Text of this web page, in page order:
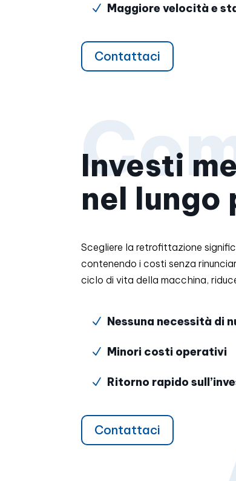
N Maggiore velocità e
Contattaci
Investi
nel lungo
Scegliere la retrofittazione
contenendo i costi senza
ciclo di vita della macchina,
N Nessuna necessità di
N Minori costi operativi
N Ritorno rapido
Contattaci